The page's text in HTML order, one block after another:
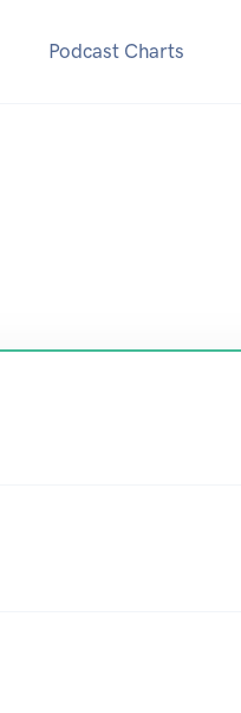
Podcast Charts